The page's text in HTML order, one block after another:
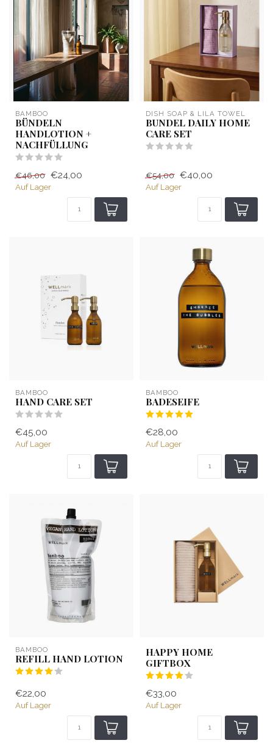
BAMBOO
BÜNDELN
HANDLOTION +
NACHFÜLLUNG
€46,00 €24,00
Auf Lager
DISH SOAP & LILA TOWEL
BUNDEL DAILY HOME
CARE SET
€54,00 €40,00
Auf Lager
BAMBOO
HAND CARE SET
€45,00
Auf Lager
BAMBOO
BADESEIFE
€28,00
Auf Lager
BAMBOO
REFILL HAND LOTION
€22,00
Auf Lager
HAPPY HOME
GIFTBOX
€33,00
Auf Lager